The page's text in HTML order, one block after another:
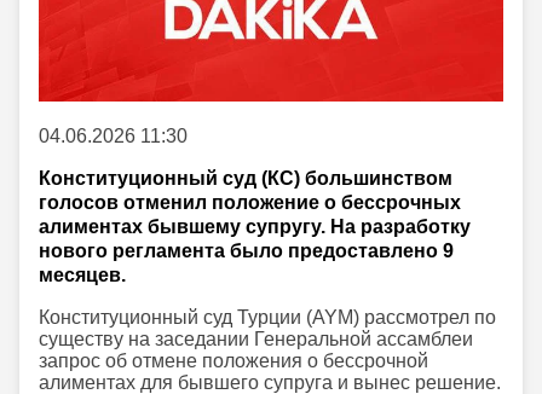
04.06.2026 11:30
Конституционный суд (КС) большинством
голосов отменил положение о бессрочных
алиментах бывшему супругу. На разработку
нового регламента было предоставлено 9
месяцев.
Конституционный суд Турции (AYM) рассмотрел по
существу на заседании Генеральной ассамблеи
запрос об отмене положения о бессрочной
алиментах для бывшего супруга и вынес решение.